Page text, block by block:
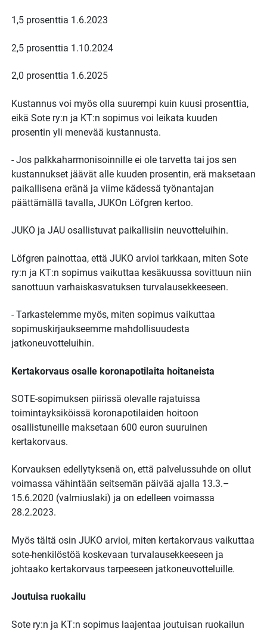
1,5 prosenttia 1.6.2023
2,5 prosenttia 1.10.2024
2,0 prosenttia 1.6.2025
Kustannus voi myös olla suurempi kuin kuusi prosenttia,
eikä Sote ry:n ja KT:n sopimus voi leikata kuuden
prosentin yli menevää kustannusta.
- Jos palkkaharmonisoinnille ei ole tarvetta tai jos sen
kustannukset jäävät alle kuuden prosentin, erä maksetaan
paikallisena eränä ja viime kädessä työnantajan
päättämällä tavalla, JUKOn Löfgren kertoo.
JUKO ja JAU osallistuvat paikallisiin neuvotteluihin.
Löfgren painottaa, että JUKO arvioi tarkkaan, miten Sote
ry:n ja KT:n sopimus vaikuttaa kesäkuussa sovittuun niin
sanottuun varhaiskasvatuksen turvalausekkeeseen.
- Tarkastelemme myös, miten sopimus vaikuttaa
sopimuskirjaukseemme mahdollisuudesta
jatkoneuvotteluihin.
Kertakorvaus osalle koronapotilaita hoitaneista
SOTE-sopimuksen piirissä olevalle rajatuissa
toimintayksiköissä koronapotilaiden hoitoon
osallistuneille maksetaan 600 euron suuruinen
kertakorvaus.
Korvauksen edellytyksenä on, että palvelussuhde on ollut
voimassa vähintään seitsemän päivää ajalla 13.3.–
15.6.2020 (valmiuslaki) ja on edelleen voimassa
28.2.2023.
Myös tältä osin JUKO arvioi, miten kertakorvaus vaikuttaa
sote-henkilöstöä koskevaan turvalausekkeeseen ja
johtaako kertakorvaus tarpeeseen jatkoneuvotteluille.
Joutuisa ruokailu
Sote ry:n ja KT:n sopimus laajentaa joutuisan ruokailun